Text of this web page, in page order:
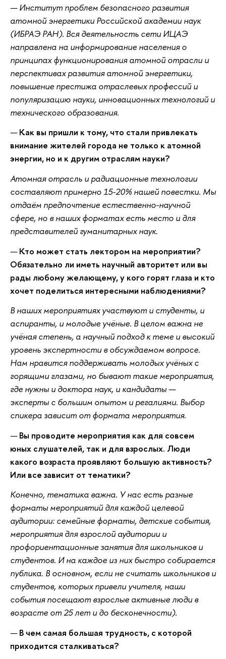
— Институт проблем безопасного развития
атомной энергетики Российской академии наук
(ИБРАЭ РАН). Вся деятельность сети ИЦАЭ
направлена на информирование населения о
принципах функционирования атомной отрасли и
перспективах развития атомной энергетики,
повышение престижа отраслевых профессий и
популяризацию науки, инновационных технологий и
технического образования.
—Как вы пришли к тому, что стали привлекать
внимание жителей города не только к атомной
энергии, но и к другим отраслям науки?
Атомная отрасль и радиационные технологии
составляют примерно 15-20% нашей повестки. Мы
отдаём предпочтение естественно-научной
сфере, но в наших форматах есть место и для
представителей гуманитарных наук.
—Кто может стать лектором на мероприятии?
Обязательно ли иметь научный авторитет или вы
рады любому желающему, у кого горят глаза и кто
хочет поделиться интересными наблюдениями?
В наших мероприятиях участвуют и студенты, и
аспиранты, и молодые учёные. В целом важна не
учёная степень, а научный подход к теме и высокий
уровень экспертности в обсуждаемом вопросе.
Нам нравится поддерживать молодых учёных с
горящими глазами, но бывают такие мероприятия,
где нужны и доктора наук, и кандидаты —
эксперты с большим опытом и регалиями. Выбор
спикера зависит от формата мероприятия.
—Вы проводите мероприятия как для совсем
юных слушателей, так и для взрослых. Люди
какого возраста проявляют большую активность?
Или все зависит от тематики?
Конечно, тематика важна. У нас есть разные
форматы мероприятий для каждой целевой
аудитории: семейные форматы, детские события,
мероприятия для взрослой аудитории и
профориентационные занятия для школьников и
студентов. И на каждое из них быстро собирается
публика. В основном, если не считать школьников и
студентов, которых привели учителя, наши
события посещают взрослые активные люди в
возрасте от 25 лет и до бесконечности).
—В чем самая большая трудность, с которой
приходится сталкиваться?